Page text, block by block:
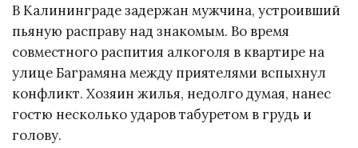
В Калининграде задержан мужчина, устроивший
пьяную расправу над знакомым. Во время
совместного распития алкоголя в квартире на
улице Баграмяна между приятелями вспыхнул
конфликт. Хозяин жилья, недолго думая, нанес
гостю несколько ударов табуретом в грудь и
голову.